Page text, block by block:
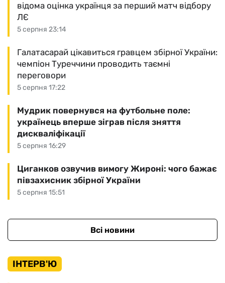
5 серпня 23:14
відома оцінка українця за перший матч відбору
ЛЄ
5 серпня 17:22
Галатасарай цікавиться гравцем збірної України:
чемпіон Туреччини проводить таємні
переговори
5 серпня 16:29
Мудрик повернувся на футбольне поле:
українець вперше зіграв після зняття
дискваліфікації
5 серпня 15:51
Циганков озвучив вимогу Жироні: чого бажає
півзахисник збірної України
Всі новини
ІНТЕРВ'Ю